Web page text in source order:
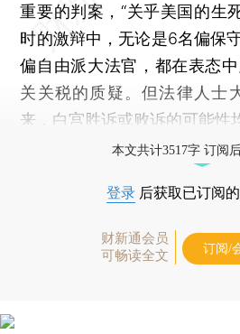
重要的判案，“关乎美国的生
时的激辩中，无论是6名偏保
偏自由派大法官，都在表态
关关税的质疑。但法律人士
来，白宫胜诉或败诉的可能性
本文共计3517字 订阅
登录 后获取已订阅
财新通会员
可畅读全文
订阅/